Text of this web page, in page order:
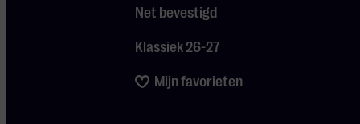
Net bevestigd
Klassiek 26-27
Mijn favorieten
in 2012 overleden Aleksandr
wereldberoemd met dit